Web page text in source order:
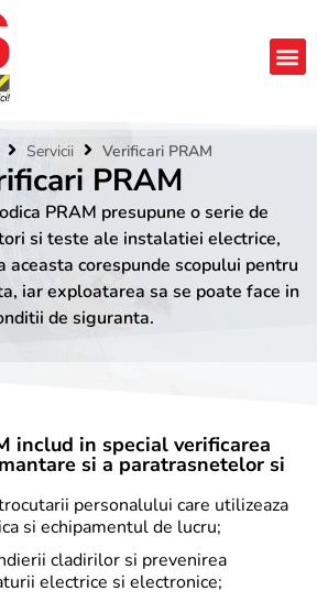
Servicii Verificari PRAM
PRAM
PRAM presupune o serie de
si teste ale instalatiei electrice,
aceasta corespunde scopului pentru
iar exploatarea sa se poate face in
de siguranta.
includ in special verificarea
si a paratrasnetelor si
personalului care utilizeaza
si echipamentul de lucru;
cladirilor si prevenirea
electrice si electronice;